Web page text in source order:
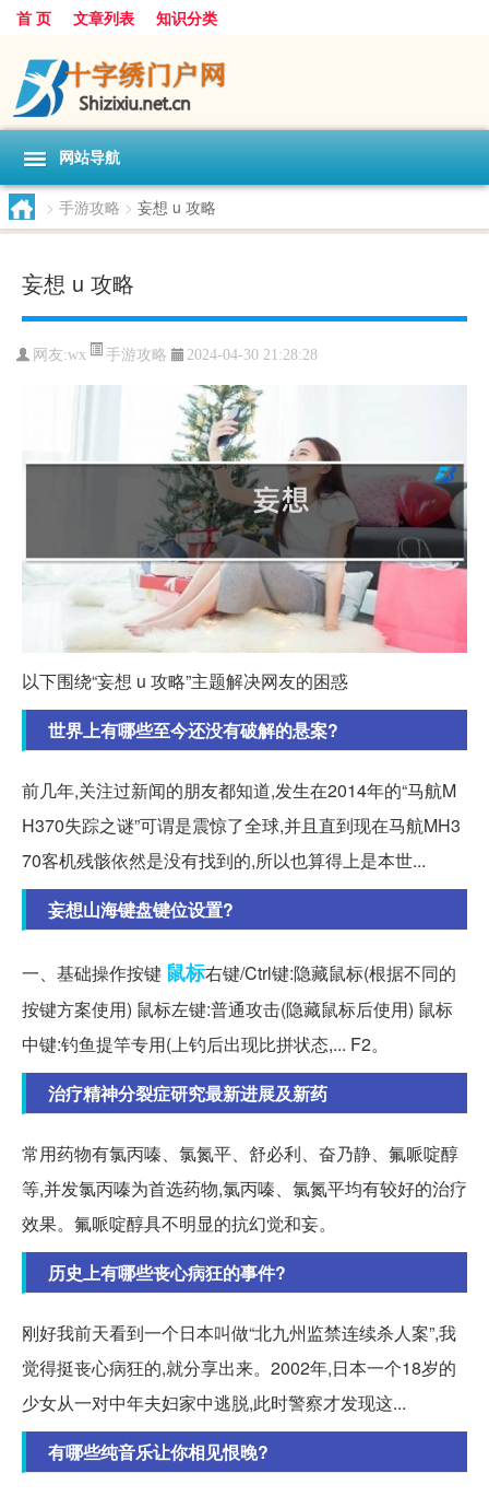
首 页 文章列表 知识分类
网站导航
> 手游攻略 > 妄想 u 攻略
妄想 u 攻略
网友:wx 手游攻略 2024-04-30 21:28:28
以下围绕“妄想 u 攻略”主题解决网友的困惑
世界上有哪些至今还没有破解的悬案?
前几年,关注过新闻的朋友都知道,发生在2014年的“马航M
H370失踪之谜”可谓是震惊了全球,并且直到现在马航MH3
70客机残骸依然是没有找到的,所以也算得上是本世...
妄想山海键盘键位设置?
一、基础操作按键 鼠标右键/Ctrl键:隐藏鼠标(根据不同的
按键方案使用) 鼠标左键:普通攻击(隐藏鼠标后使用) 鼠标
中键:钓鱼提竿专用(上钓后出现比拼状态,... F2。
治疗精神分裂症研究最新进展及新药
常用药物有氯丙嗪、氯氮平、舒必利、奋乃静、氟哌啶醇
等,并发氯丙嗪为首选药物,氯丙嗪、氯氮平均有较好的治疗
效果。氟哌啶醇具不明显的抗幻觉和妄。
历史上有哪些丧心病狂的事件?
刚好我前天看到一个日本叫做“北九州监禁连续杀人案”,我
觉得挺丧心病狂的,就分享出来。2002年,日本一个18岁的
少女从一对中年夫妇家中逃脱,此时警察才发现这...
有哪些纯音乐让你相见恨晚?